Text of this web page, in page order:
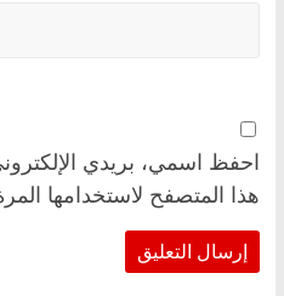
احفظ اسمي، بريدي
هذا المتصفح لاستخدامها